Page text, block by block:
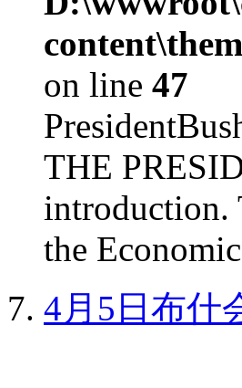
on line 47
THE
introduction.
the
4月5日布什